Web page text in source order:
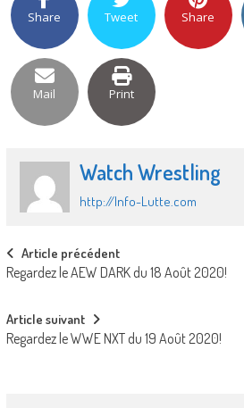
Share Tweet Share
Mail Print
Watch Wrestling
http://Info-Lutte.com
Post
navigation
Article précédent
Regardez le AEW DARK du 18 Août 2020!
Article suivant
Regardez le WWE NXT du 19 Août 2020!